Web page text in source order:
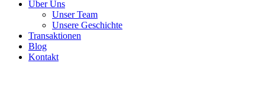
Über Uns
Unser Team
Unsere Geschichte
Transaktionen
Blog
Kontakt